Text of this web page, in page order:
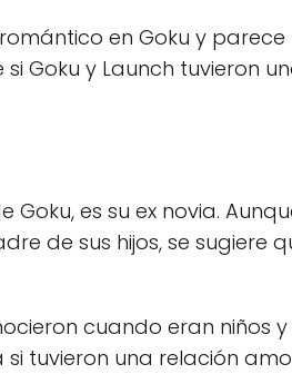
en Goku y
Goku y Launch tuvieron
Goku, es su ex novia.
de sus hijos, se sugiere
cuando eran niños
tuvieron una relación